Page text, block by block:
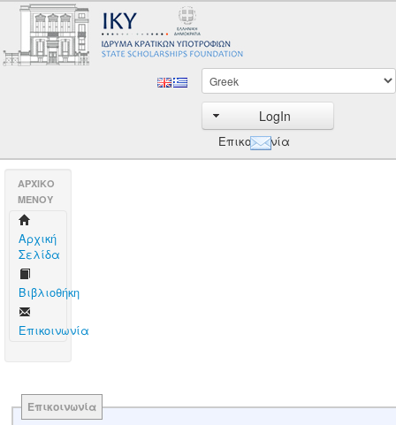
LogIn
Επικοινωνία
AΡΧΙΚΟ
ΜΕΝΟΥ
Aρχική
Σελίδα
Βιβλιοθήκη
Επικοινωνία
Επικοινωνία